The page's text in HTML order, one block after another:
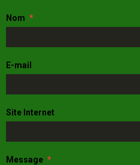
Nom
E-mail
Site Internet
Message